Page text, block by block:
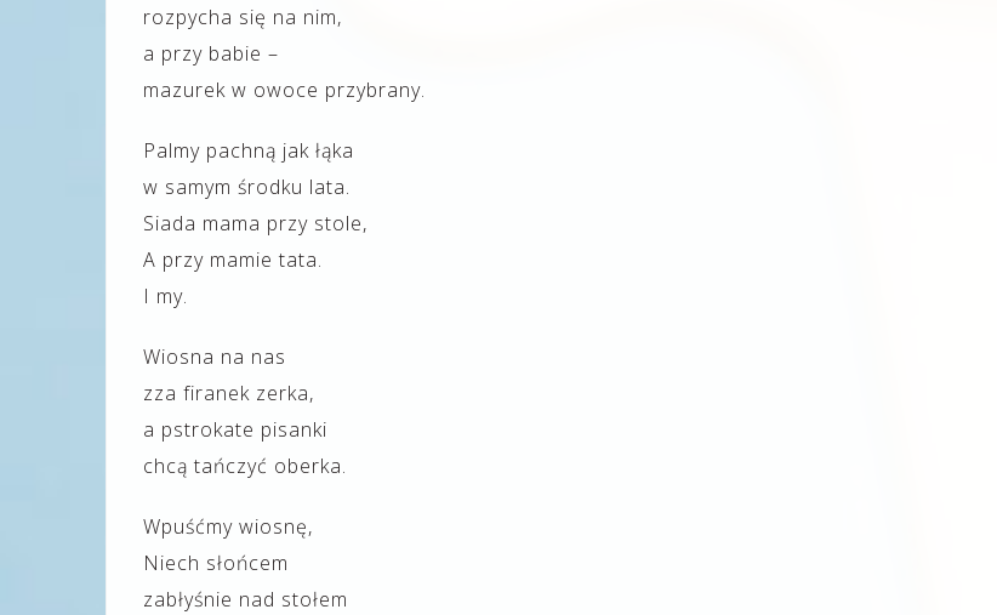
rozpycha się na nim,
a przy babie –
mazurek w owoce przybrany.
Palmy pachną jak łąka
w samym środku lata.
Siada mama przy stole,
A przy mamie tata.
I my.
Wiosna na nas
zza firanek zerka,
a pstrokate pisanki
chcą tańczyć oberka.
Wpuśćmy wiosnę,
Niech słońcem
zabłyśnie nad stołem